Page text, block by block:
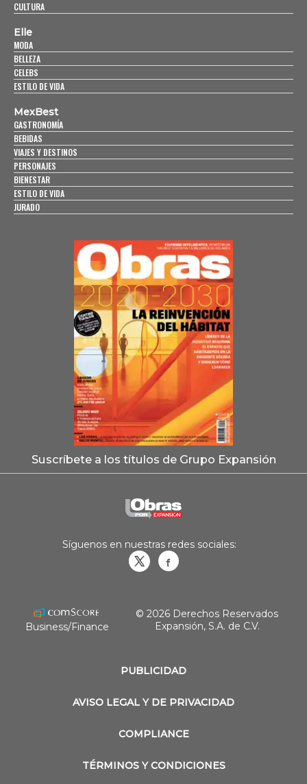
CULTURA
Elle
MODA
BELLEZA
CELEBS
ESTILO DE VIDA
MexBest
GASTRONOMÍA
BEBIDAS
VIAJES Y DESTINOS
PERSONAJES
BIENESTAR
ESTILO DE VIDA
JURADO
Suscríbete a los títulos de Grupo Expansión
PUBLICIDAD
AVISO LEGAL Y DE PRIVACIDAD
COMPLIANCE
TÉRMINOS Y CONDICIONES
Síguenos en nuestras redes sociales:
Business/Finance
© 2026 Derechos Reservados
Expansión, S.A. de C.V.